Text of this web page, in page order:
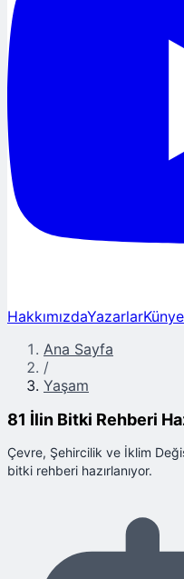
HakkımızdaYazarlarKünye
Ana Sayfa
/
Yaşam
81 İlin Bitki Rehberi
Çevre, Şehircilik ve İklim
bitki rehberi hazırlanıyor.